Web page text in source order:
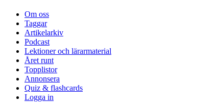
Om oss
Taggar
Artikelarkiv
Podcast
Lektioner och lärarmaterial
Året runt
Topplistor
Annonsera
Quiz & flashcards
Logga in